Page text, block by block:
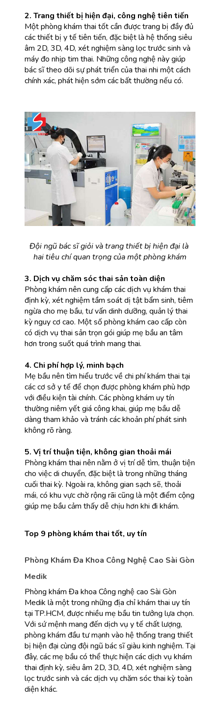
2. Trang thiết bị hiện đại, công nghệ tiên tiến
Một phòng khám thai tốt cần được trang bị đầy đủ
các thiết bị y tế tiên tiến, đặc biệt là hệ thống siêu
âm 2D, 3D, 4D, xét nghiệm sàng lọc trước sinh và
máy đo nhịp tim thai. Những công nghệ này giúp
bác sĩ theo dõi sự phát triển của thai nhi một cách
chính xác, phát hiện sớm các bất thường nếu có.
Đội ngũ bác sĩ giỏi và trang thiết bị hiện đại là
hai tiêu chí quan trọng của một phòng khám
3. Dịch vụ chăm sóc thai sản toàn diện
Phòng khám nên cung cấp các dịch vụ khám thai
định kỳ, xét nghiệm tầm soát dị tật bẩm sinh, tiêm
ngừa cho mẹ bầu, tư vấn dinh dưỡng, quản lý thai
kỳ nguy cơ cao. Một số phòng khám cao cấp còn
có dịch vụ thai sản trọn gói giúp mẹ bầu an tâm
hơn trong suốt quá trình mang thai.
4. Chi phí hợp lý, minh bạch
Mẹ bầu nên tìm hiểu trước về chi phí khám thai tại
các cơ sở y tế để chọn được phòng khám phù hợp
với điều kiện tài chính. Các phòng khám uy tín
thường niêm yết giá công khai, giúp mẹ bầu dễ
dàng tham khảo và tránh các khoản phí phát sinh
không rõ ràng.
5. Vị trí thuận tiện, không gian thoải mái
Phòng khám thai nên nằm ở vị trí dễ tìm, thuận tiện
cho việc di chuyển, đặc biệt là trong những tháng
cuối thai kỳ. Ngoài ra, không gian sạch sẽ, thoải
mái, có khu vực chờ rộng rãi cũng là một điểm cộng
giúp mẹ bầu cảm thấy dễ chịu hơn khi đi khám.
Top 9 phòng khám thai tốt, uy tín
Phòng Khám Đa Khoa Công Nghệ Cao Sài Gòn
Medik
Phòng khám Đa khoa Công nghệ cao Sài Gòn
Medik là một trong những địa chỉ khám thai uy tín
tại TP.HCM, được nhiều mẹ bầu tin tưởng lựa chọn.
Với sứ mệnh mang đến dịch vụ y tế chất lượng,
phòng khám đầu tư mạnh vào hệ thống trang thiết
bị hiện đại cùng đội ngũ bác sĩ giàu kinh nghiệm. Tại
đây, các mẹ bầu có thể thực hiện các dịch vụ khám
thai định kỳ, siêu âm 2D, 3D, 4D, xét nghiệm sàng
lọc trước sinh và các dịch vụ chăm sóc thai kỳ toàn
diện khác.